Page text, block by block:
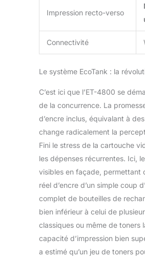
Impression recto-verso
Connectivité
Le système EcoTank : la
C’est ici que l’ET-4800 se
de la concurrence. La
d’encre inclus, équivalant à
change radicalement la
Fini le stress de la cartouche
les dépenses récurrentes. Ici,
visibles en façade, permettant
réel d’encre d’un simple coup
complet de bouteilles de
bien inférieur à celui de
classiques ou même de toners
capacité d’impression bien
a estimé qu’un jeu de toners